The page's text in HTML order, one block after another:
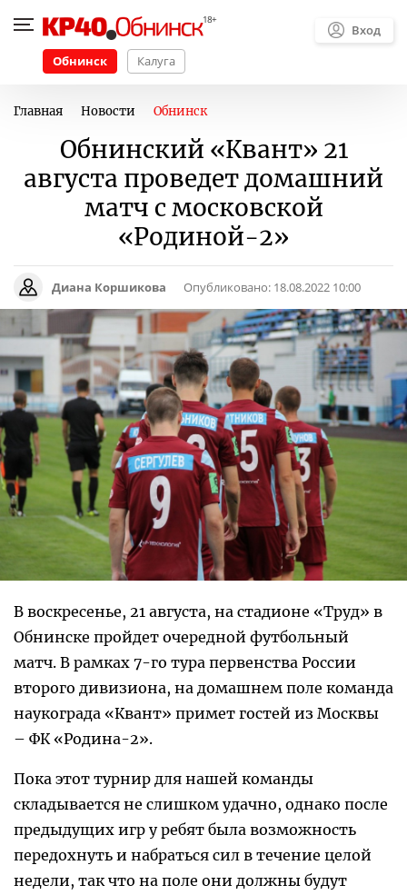
Обнинск Калуга
Вход
Главная Новости Обнинск
Обнинский «Квант» 21
августа проведет домашний
матч с московской
«Родиной-2»
Диана Коршикова Опубликовано: 18.08.2022 10:00
В воскресенье, 21 августа, на стадионе «Труд» в
Обнинске пройдет очередной футбольный
матч. В рамках 7-го тура первенства России
второго дивизиона, на домашнем поле команда
наукограда «Квант» примет гостей из Москвы
– ФК «Родина-2».
Пока этот турнир для нашей команды
складывается не слишком удачно, однако после
предыдущих игр у ребят была возможность
передохнуть и набраться сил в течение целой
недели, так что на поле они должны будут